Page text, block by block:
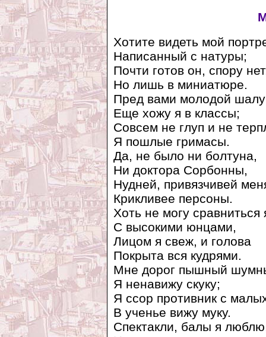
Хотите видеть мой
Написанный с натуры;
Почти готов он, спору
Но лишь в миниатюре.
Пред вами молодой
Еще хожу я в классы;
Совсем не глуп и не
Я пошлые гримасы.
Да, не было ни болтуна,
Ни доктора Сорбонны,
Нудней, привязчивей
Крикливее персоны.
Хоть не могу сравниться
С высокими юнцами,
Лицом я свеж, и голова
Покрыта вся кудрями.
Мне дорог пышный
Я ненавижу скуку;
Я ссор противник с
В ученье вижу муку.
Спектакли, балы я